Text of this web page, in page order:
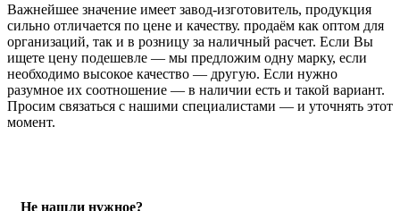
Важнейшее значение имеет завод-изготовитель, продукция
сильно отличается по цене и качеству. продаём как оптом для
организаций, так и в розницу за наличный расчет. Если Вы
ищете цену подешевле — мы предложим одну марку, если
необходимо высокое качество — другую. Если нужно
разумное их соотношение — в наличии есть и такой вариант.
Просим связаться с нашими специалистами — и уточнять этот
момент.
Не нашли нужное?